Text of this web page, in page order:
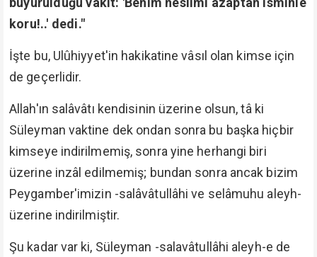
koru!..' dedi."
İşte bu, Ulûhiyyet'in hakikatine vâsıl olan kimse için
de geçerlidir.
Allah'ın salâvâtı kendisinin üzerine olsun, tâ ki
Süleyman vaktine dek ondan sonra bu başka hiçbir
kimseye indirilmemiş, sonra yine herhangi biri
üzerine inzâl edilmemiş; bundan sonra ancak bizim
Peygamber'imizin -salâvâtullâhi ve selâmuhu aleyh-
üzerine indirilmiştir.
Şu kadar var ki, Süleyman -salavâtullâhi aleyh-e de